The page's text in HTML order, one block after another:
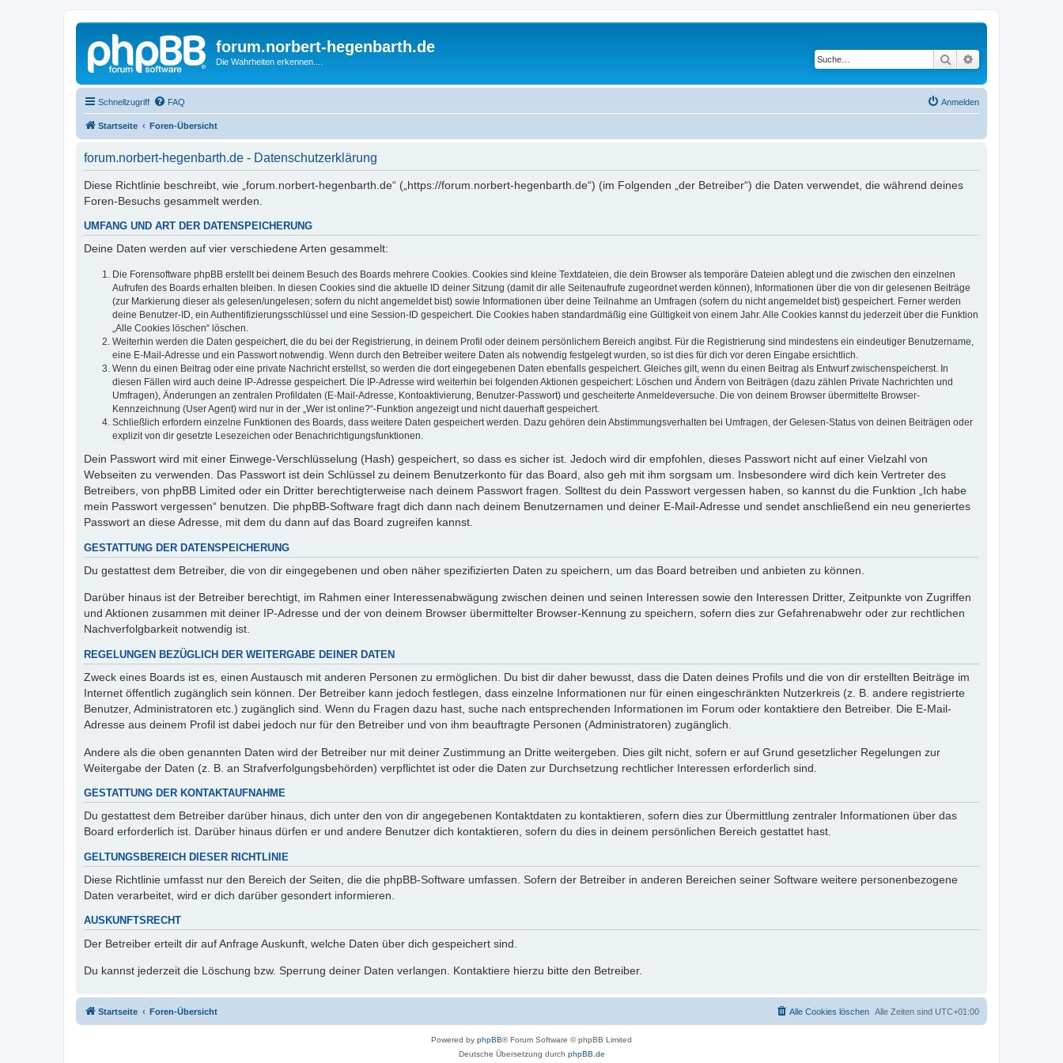
forum.norbert-hegenbarth.de
Die Wahrheiten erkennen.... Suche
Schnellzugriff FAQ Anmelden
Startseite Foren-Übersicht
forum.norbert-hegenbarth.de - Datenschutzerklärung
Diese Richtlinie beschreibt, wie „forum.norbert-hegenbarth.de“ („https://forum.norbert-hegenbarth.de“) (im Folgenden „der Betreiber“) die Daten verwendet, die während deines
Foren-Besuchs gesammelt werden.
UMFANG UND ART DER DATENSPEICHERUNG
Deine Daten werden auf vier verschiedene Arten gesammelt:
Die Forensoftware phpBB erstellt bei deinem Besuch des Boards mehrere Cookies. Cookies sind kleine Textdateien, die dein Browser als temporäre Dateien ablegt und die zwischen den einzelnen
Aufrufen des Boards erhalten bleiben. In diesen Cookies sind die aktuelle ID deiner Sitzung (damit dir alle Seitenaufrufe zugeordnet werden können), Informationen über die von dir gelesenen Beiträge
(zur Markierung dieser als gelesen/ungelesen; sofern du nicht angemeldet bist) sowie Informationen über deine Teilnahme an Umfragen (sofern du nicht angemeldet bist) gespeichert. Ferner werden
deine Benutzer-ID, ein Authentifizierungsschlüssel und eine Session-ID gespeichert. Die Cookies haben standardmäßig eine Gültigkeit von einem Jahr. Alle Cookies kannst du jederzeit über die Funktion
„Alle Cookies löschen“ löschen.
Weiterhin werden die Daten gespeichert, die du bei der Registrierung, in deinem Profil oder deinem persönlichem Bereich angibst. Für die Registrierung sind mindestens ein eindeutiger Benutzername,
eine E-Mail-Adresse und ein Passwort notwendig. Wenn durch den Betreiber weitere Daten als notwendig festgelegt wurden, so ist dies für dich vor deren Eingabe ersichtlich.
Wenn du einen Beitrag oder eine private Nachricht erstellst, so werden die dort eingegebenen Daten ebenfalls gespeichert. Gleiches gilt, wenn du einen Beitrag als Entwurf zwischenspeicherst. In
diesen Fällen wird auch deine IP-Adresse gespeichert. Die IP-Adresse wird weiterhin bei folgenden Aktionen gespeichert: Löschen und Ändern von Beiträgen (dazu zählen Private Nachrichten und
Umfragen), Änderungen an zentralen Profildaten (E-Mail-Adresse, Kontoaktivierung, Benutzer-Passwort) und gescheiterte Anmeldeversuche. Die von deinem Browser übermittelte Browser-
Kennzeichnung (User Agent) wird nur in der „Wer ist online?“-Funktion angezeigt und nicht dauerhaft gespeichert.
Schließlich erfordern einzelne Funktionen des Boards, dass weitere Daten gespeichert werden. Dazu gehören dein Abstimmungsverhalten bei Umfragen, der Gelesen-Status von deinen Beiträgen oder
explizit von dir gesetzte Lesezeichen oder Benachrichtigungsfunktionen.
Dein Passwort wird mit einer Einwege-Verschlüsselung (Hash) gespeichert, so dass es sicher ist. Jedoch wird dir empfohlen, dieses Passwort nicht auf einer Vielzahl von
Webseiten zu verwenden. Das Passwort ist dein Schlüssel zu deinem Benutzerkonto für das Board, also geh mit ihm sorgsam um. Insbesondere wird dich kein Vertreter des
Betreibers, von phpBB Limited oder ein Dritter berechtigterweise nach deinem Passwort fragen. Solltest du dein Passwort vergessen haben, so kannst du die Funktion „Ich habe
mein Passwort vergessen“ benutzen. Die phpBB-Software fragt dich dann nach deinem Benutzernamen und deiner E-Mail-Adresse und sendet anschließend ein neu generiertes
Passwort an diese Adresse, mit dem du dann auf das Board zugreifen kannst.
GESTATTUNG DER DATENSPEICHERUNG
Du gestattest dem Betreiber, die von dir eingegebenen und oben näher spezifizierten Daten zu speichern, um das Board betreiben und anbieten zu können.
Darüber hinaus ist der Betreiber berechtigt, im Rahmen einer Interessenabwägung zwischen deinen und seinen Interessen sowie den Interessen Dritter, Zeitpunkte von Zugriffen
und Aktionen zusammen mit deiner IP-Adresse und der von deinem Browser übermittelter Browser-Kennung zu speichern, sofern dies zur Gefahrenabwehr oder zur rechtlichen
Nachverfolgbarkeit notwendig ist.
REGELUNGEN BEZÜGLICH DER WEITERGABE DEINER DATEN
Zweck eines Boards ist es, einen Austausch mit anderen Personen zu ermöglichen. Du bist dir daher bewusst, dass die Daten deines Profils und die von dir erstellten Beiträge im
Internet öffentlich zugänglich sein können. Der Betreiber kann jedoch festlegen, dass einzelne Informationen nur für einen eingeschränkten Nutzerkreis (z. B. andere registrierte
Benutzer, Administratoren etc.) zugänglich sind. Wenn du Fragen dazu hast, suche nach entsprechenden Informationen im Forum oder kontaktiere den Betreiber. Die E-Mail-
Adresse aus deinem Profil ist dabei jedoch nur für den Betreiber und von ihm beauftragte Personen (Administratoren) zugänglich.
Andere als die oben genannten Daten wird der Betreiber nur mit deiner Zustimmung an Dritte weitergeben. Dies gilt nicht, sofern er auf Grund gesetzlicher Regelungen zur
Weitergabe der Daten (z. B. an Strafverfolgungsbehörden) verpflichtet ist oder die Daten zur Durchsetzung rechtlicher Interessen erforderlich sind.
GESTATTUNG DER KONTAKTAUFNAHME
Du gestattest dem Betreiber darüber hinaus, dich unter den von dir angegebenen Kontaktdaten zu kontaktieren, sofern dies zur Übermittlung zentraler Informationen über das
Board erforderlich ist. Darüber hinaus dürfen er und andere Benutzer dich kontaktieren, sofern du dies in deinem persönlichen Bereich gestattet hast.
GELTUNGSBEREICH DIESER RICHTLINIE
Diese Richtlinie umfasst nur den Bereich der Seiten, die die phpBB-Software umfassen. Sofern der Betreiber in anderen Bereichen seiner Software weitere personenbezogene
Daten verarbeitet, wird er dich darüber gesondert informieren.
AUSKUNFTSRECHT
Der Betreiber erteilt dir auf Anfrage Auskunft, welche Daten über dich gespeichert sind.
Du kannst jederzeit die Löschung bzw. Sperrung deiner Daten verlangen. Kontaktiere hierzu bitte den Betreiber.
Startseite Foren-Übersicht Alle Zeiten sind UTC+01:00
Alle Cookies löschen
Powered by phpBB® Forum Software © phpBB Limited
Deutsche Übersetzung durch phpBB.de